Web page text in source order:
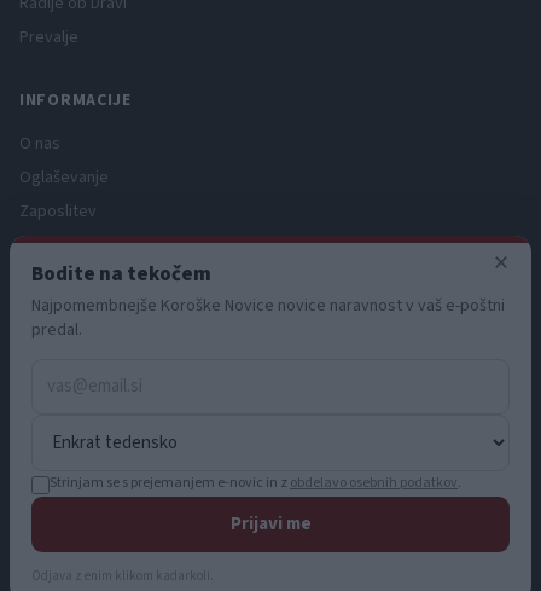
Prevalje
INFORMACIJE
O nas
Oglaševanje
Zaposlitev
Pravno obvestilo
Zasebnost in piškotki
Storitve
Pogoji uporabe
© 2026 KN MEDIA d.o.o. Vse pravice pridržane.
info@koroskenovice.si
×
Bodite na tekočem
Najpomembnejše Koroške Novice novice naravnost v vaš e-poštni
predal.
Strinjam se s prejemanjem e-novic in z obdelavo osebnih podatkov.
Prijavi me
Odjava z enim klikom kadarkoli.